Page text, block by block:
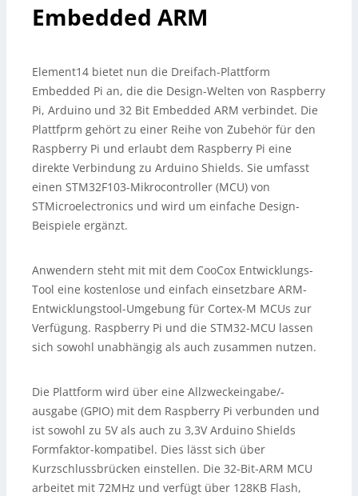
Embedded ARM
Element14 bietet nun die Dreifach-Plattform
Embedded Pi an, die die Design-Welten von Raspberry
Pi, Arduino und 32 Bit Embedded ARM verbindet. Die
Plattfprm gehört zu einer Reihe von Zubehör für den
Raspberry Pi und erlaubt dem Raspberry Pi eine
direkte Verbindung zu Arduino Shields. Sie umfasst
einen STM32F103-Mikrocontroller (MCU) von
STMicroelectronics und wird um einfache Design-
Beispiele ergänzt.
Anwendern steht mit mit dem CooCox Entwicklungs-
Tool eine kostenlose und einfach einsetzbare ARM-
Entwicklungstool-Umgebung für Cortex-M MCUs zur
Verfügung. Raspberry Pi und die STM32-MCU lassen
sich sowohl unabhängig als auch zusammen nutzen.
Die Plattform wird über eine Allzweckeingabe/-
ausgabe (GPIO) mit dem Raspberry Pi verbunden und
ist sowohl zu 5V als auch zu 3,3V Arduino Shields
Formfaktor-kompatibel. Dies lässt sich über
Kurzschlussbrücken einstellen. Die 32-Bit-ARM MCU
arbeitet mit 72MHz und verfügt über 128KB Flash,